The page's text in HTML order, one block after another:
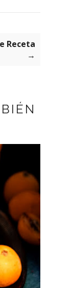
Receta
→